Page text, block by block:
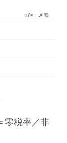
○/× メモ
零税率／非